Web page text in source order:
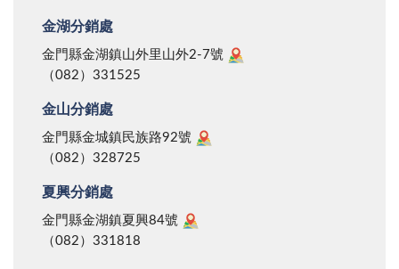
金湖分銷處
金門縣金湖鎮山外里山外2-7號
（082）331525
金山分銷處
金門縣金城鎮民族路92號
（082）328725
夏興分銷處
金門縣金湖鎮夏興84號
（082）331818